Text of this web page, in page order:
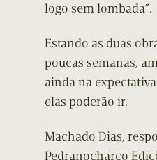
logo sem lombada”.
Estando as duas
poucas semanas,
ainda na
elas poderão ir.
Machado Dias,
Pedranocharco